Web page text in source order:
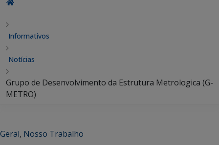
Informativos
Notícias
Grupo de Desenvolvimento da Estrutura Metrologica (G-
METRO)
Geral, Nosso Trabalho